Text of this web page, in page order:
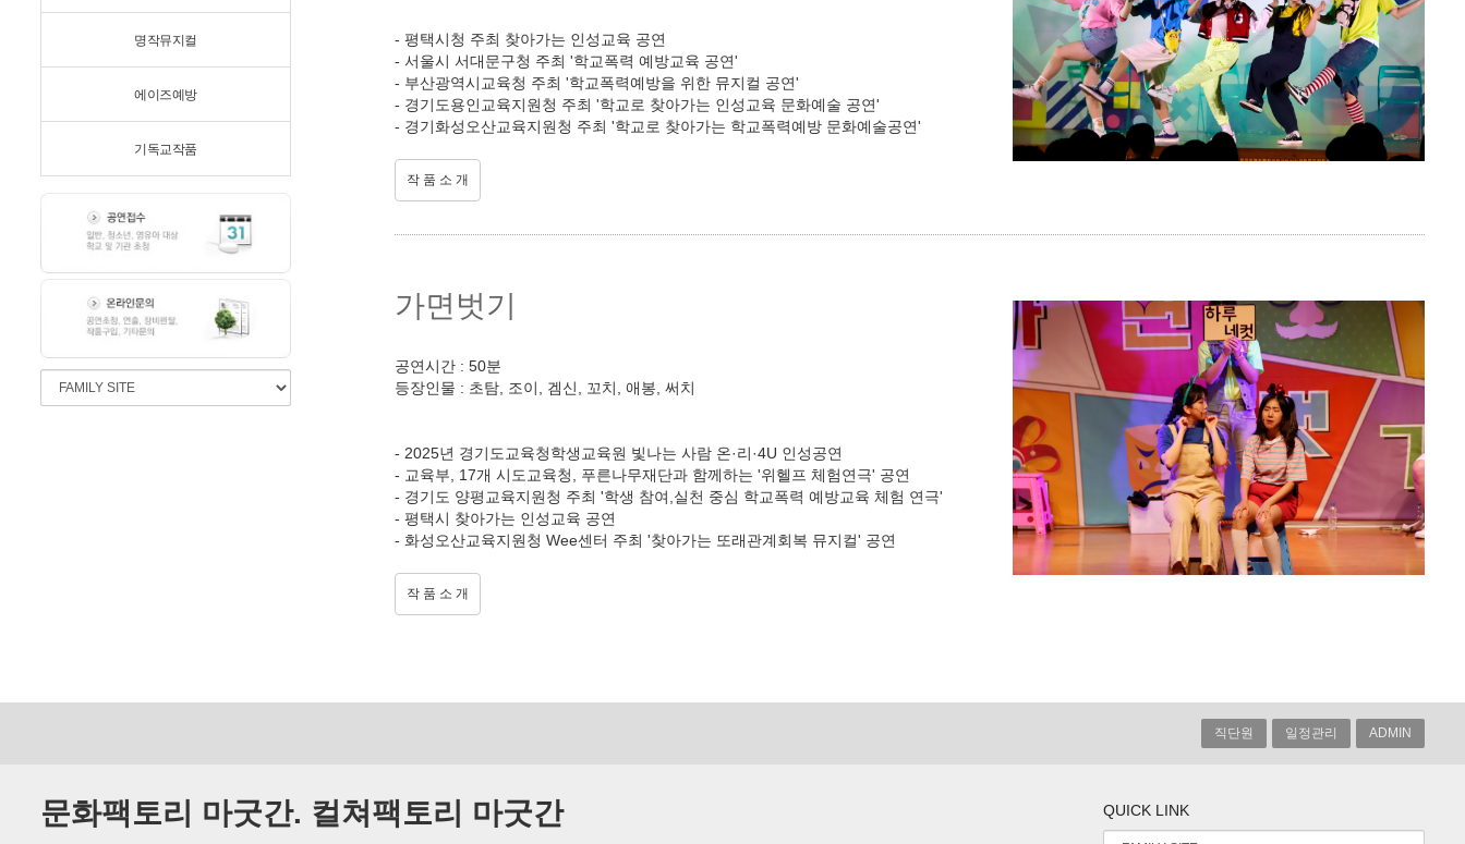
명작뮤지컬
에이즈예방
기독교작품
- 평택시청 주최 찾아가는 인성교육 공연
- 서울시 서대문구청 주최 '학교폭력 예방교육 공연'
- 부산광역시교육청 주최 '학교폭력예방을 위한 뮤지컬 공연'
- 경기도용인교육지원청 주최 '학교로 찾아가는 인성교육 문화예술 공연'
- 경기화성오산교육지원청 주최 '학교로 찾아가는 학교폭력예방 문화예술공연'
작 품 소 개
가면벗기
공연시간 : 50분
등장인물 : 초탐, 조이, 겜신, 꼬치, 애봉, 써치
- 2025년 경기도교육청학생교육원 빛나는 사람 온·리·4U 인성공연
- 교육부, 17개 시도교육청, 푸른나무재단과 함께하는 '위헬프 체험연극' 공연
- 경기도 양평교육지원청 주최 '학생 참여,실천 중심 학교폭력 예방교육 체험 연극'
- 평택시 찾아가는 인성교육 공연
- 화성오산교육지원청 Wee센터 주최 '찾아가는 또래관계회복 뮤지컬' 공연
작 품 소 개
직단원 일정관리 ADMIN
문화팩토리 마굿간. 컬쳐팩토리 마굿간 QUICK LINK